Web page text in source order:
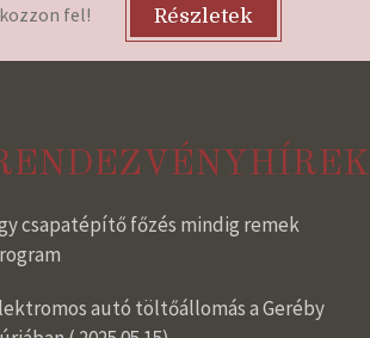
fel! Részletek
csapatépítő főzés mindig remek
autó töltőállomás a Geréby